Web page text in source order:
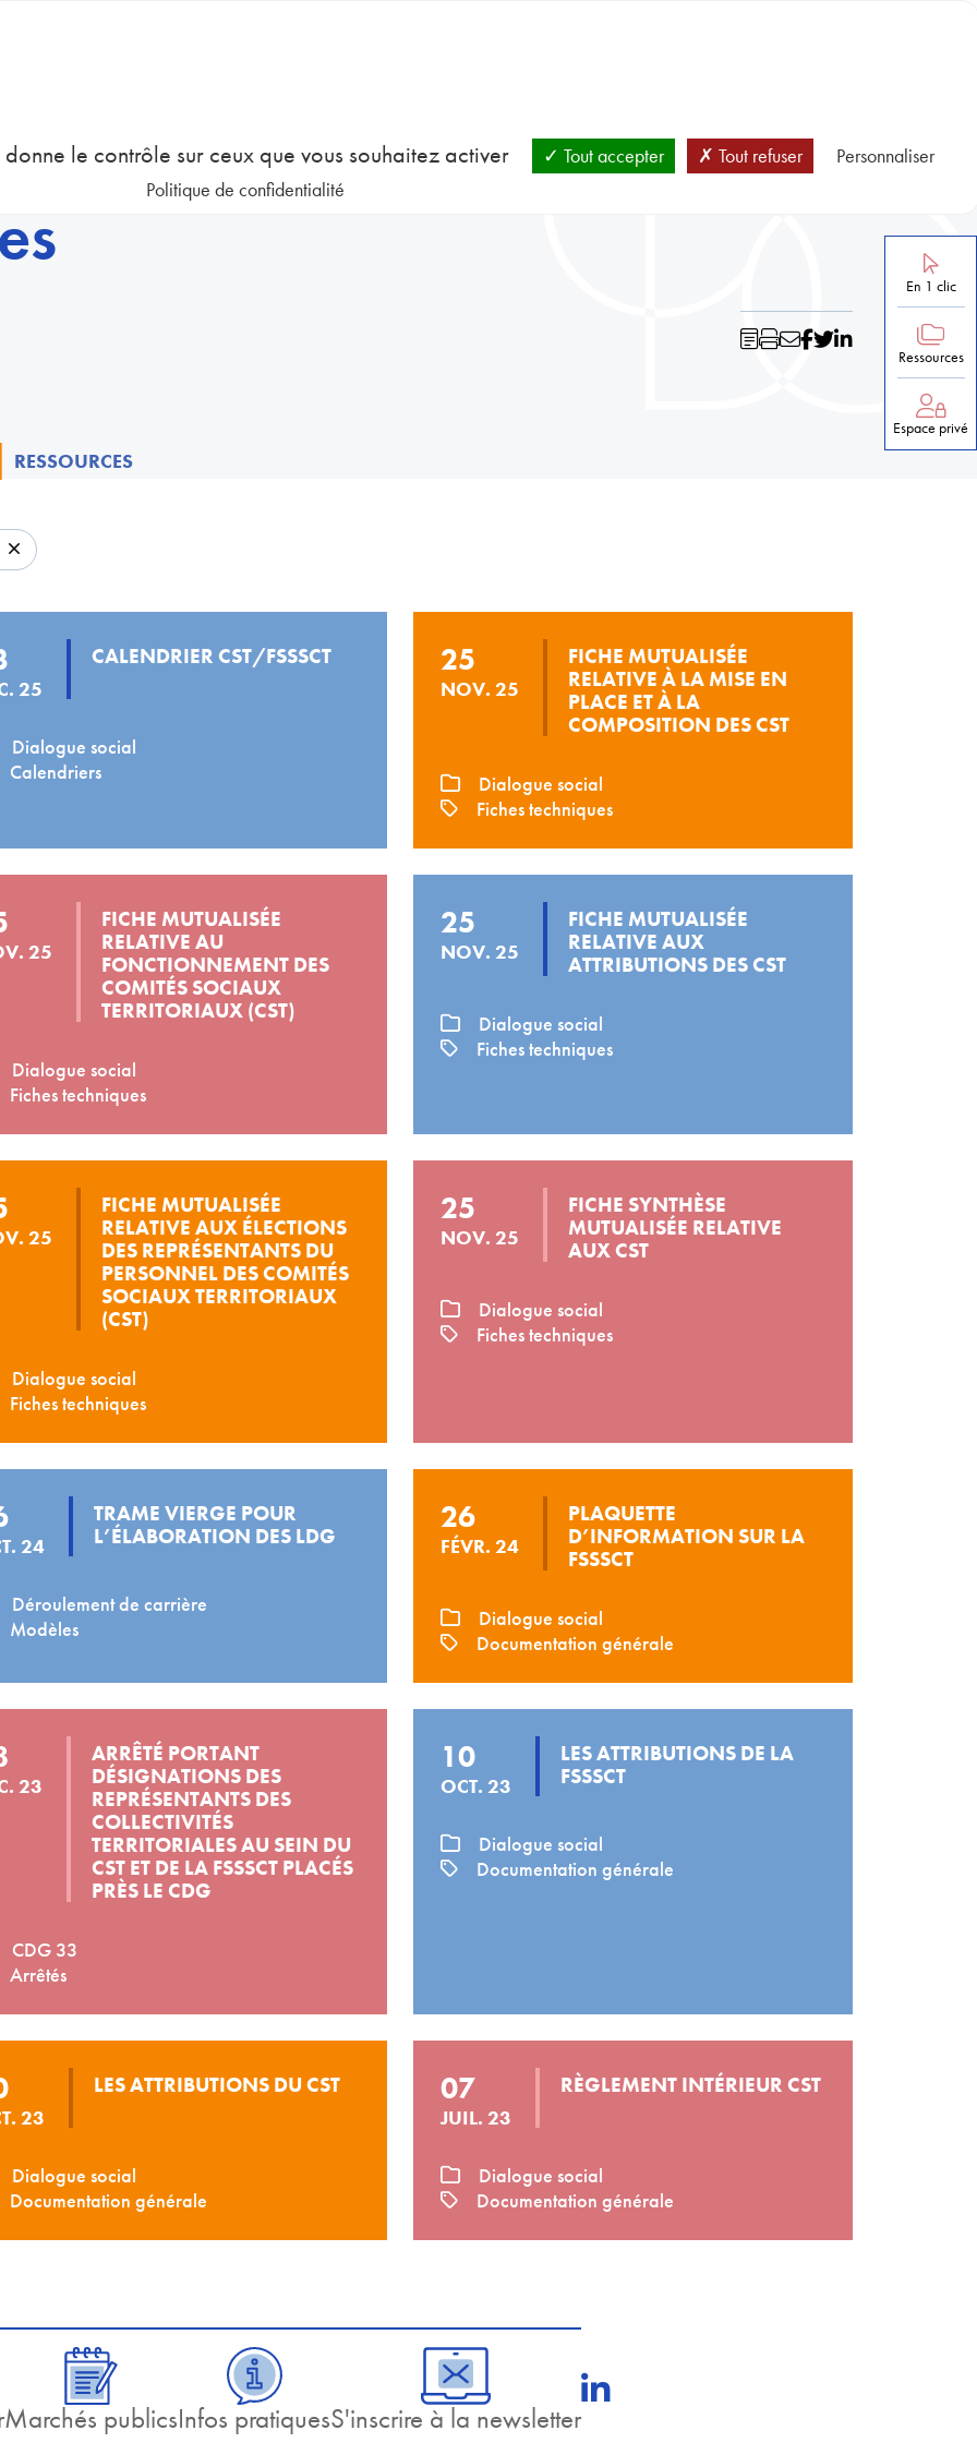
En 1 clic
Ressources
Espace privé
RESSOURCES
25
CALENDRIER CST/FSSSCT
Dialogue social
Calendriers
25
NOV. 25
FICHE MUTUALISÉE
RELATIVE À LA MISE EN
PLACE ET À LA
COMPOSITION DES CST
Dialogue social
Fiches techniques
25
FICHE MUTUALISÉE
RELATIVE AU
FONCTIONNEMENT DES
COMITÉS SOCIAUX
TERRITORIAUX (CST)
Dialogue social
Fiches techniques
25
NOV. 25
FICHE MUTUALISÉE
RELATIVE AUX
ATTRIBUTIONS DES CST
Dialogue social
Fiches techniques
25
FICHE MUTUALISÉE
RELATIVE AUX ÉLECTIONS
DES REPRÉSENTANTS DU
PERSONNEL DES COMITÉS
SOCIAUX TERRITORIAUX
(CST)
Dialogue social
Fiches techniques
25
NOV. 25
FICHE SYNTHÈSE
MUTUALISÉE RELATIVE
AUX CST
Dialogue social
Fiches techniques
24
TRAME VIERGE POUR
L’ÉLABORATION DES LDG
Déroulement de carrière
Modèles
26
FÉVR. 24
PLAQUETTE
D’INFORMATION SUR LA
FSSSCT
Dialogue social
Documentation générale
23
ARRÊTÉ PORTANT
DÉSIGNATIONS DES
REPRÉSENTANTS DES
COLLECTIVITÉS
TERRITORIALES AU SEIN DU
CST ET DE LA FSSSCT PLACÉS
PRÈS LE CDG
CDG 33
Arrêtés
10
OCT. 23
LES ATTRIBUTIONS DE LA
FSSSCT
Dialogue social
Documentation générale
23
LES ATTRIBUTIONS DU CST
Dialogue social
Documentation générale
07
JUIL. 23
RÈGLEMENT INTÉRIEUR CST
Dialogue social
Documentation générale
Marchés publicsInfos pratiquesS'inscrire à la newsletter
le contrôle sur ceux que vous souhaitez activer Tout accepter Tout refuser
Personnaliser
Politique de confidentialité